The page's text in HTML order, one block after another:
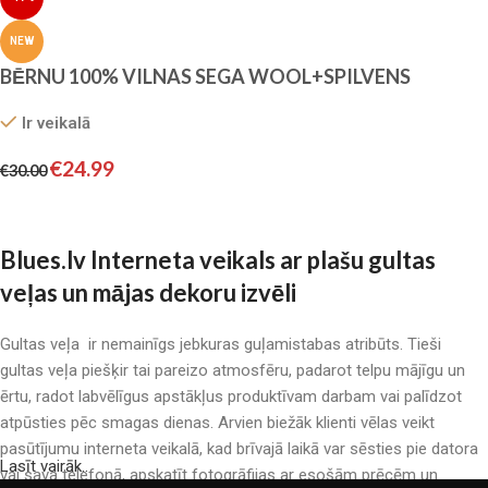
NEW
BĒRNU 100% VILNAS SEGA WOOL+SPILVENS
Ir veikalā
€30.00€24.99
Blues.lv Interneta veikals ar plašu gultas
veļas un mājas dekoru izvēli
Gultas veļa ir nemainīgs jebkuras guļamistabas atribūts. Tieši
gultas veļa piešķir tai pareizo atmosfēru, padarot telpu mājīgu un
ērtu, radot labvēlīgus apstākļus produktīvam darbam vai palīdzot
atpūsties pēc smagas dienas. Arvien biežāk klienti vēlas veikt
pasūtījumu interneta veikalā, kad brīvajā laikā var sēsties pie datora
vai sava telefonā, apskatīt fotogrāfijas ar esošām prēcēm un
Lasīt vairāk..